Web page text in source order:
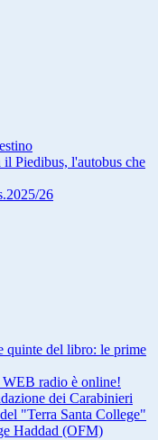
Piedibus, l'autobus che
26
quinte del libro: le prime
radio è online!
dei Carabinieri
"Terra Santa College"
Haddad (OFM)